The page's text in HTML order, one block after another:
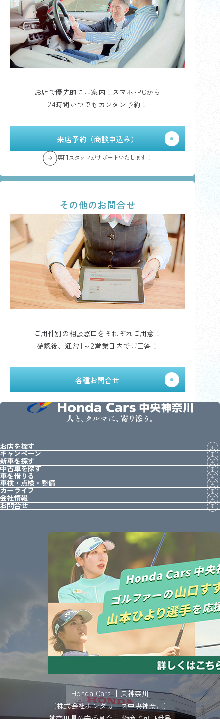
お店で優先的にご案内！スマホ･PCから
24時間いつでもカンタン予約！
来店予約（商談申込み）
専門スタッフがサポートいたします！
その他のお問合せ
ご用件別の相談窓口をそれぞれご用意！
確認後、通常1～2営業日内でご回答！
各種お問合せ
人と、クルマに、寄り添う。
お店を探す
キャンペーン
新車を探す
中古車を探す
車を借りる
車検・点検・整備
カーライフ
会社情報
お問合せ
Honda Cars 中央神奈川
（株式会社ホンダカーズ中央神奈川）